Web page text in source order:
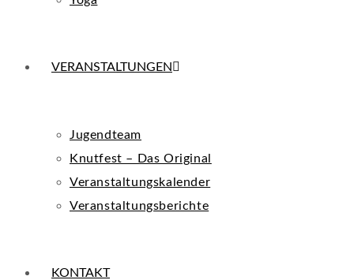
VERANSTALTUNGEN
Jugendteam
Knutfest – Das Original
Veranstaltungskalender
Veranstaltungsberichte
KONTAKT